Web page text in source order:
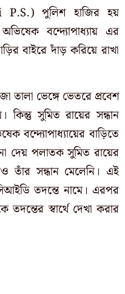
P.S.) পুলিশ হাজির হয়
অভিষেক বন্দ্যোপাধ্যায় এর
বাইরে দাঁড় করিয়ে রাখা
তালা ভেঙ্গে ভেতরে প্রবেশ
কিন্তু সুমিত রায়ের সন্ধান
বন্দ্যোপাধ্যায়ের বাড়িতে
দেয় পলাতক সুমিত রায়ের
তাঁর সন্ধান মেলেনি। এই
তদন্তে নামে। এরপর
স্বার্থে দেখা করার